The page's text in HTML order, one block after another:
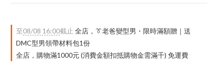
至08/08 16:00截止 全店，👔老爸變型男・限時滿額贈｜送
DMC型男領帶材料包1份
全店，購物滿1000元 (消費金額扣抵購物金需滿千) 免運費